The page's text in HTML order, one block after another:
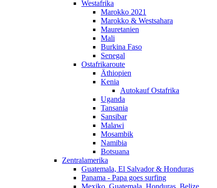
Westafrika
Marokko 2021
Marokko & Westsahara
Mauretanien
Mali
Burkina Faso
Senegal
Ostafrikaroute
Äthiopien
Kenia
Autokauf Ostafrika
Uganda
Tansania
Sansibar
Malawi
Mosambik
Namibia
Botsuana
Zentralamerika
Guatemala, El Salvador & Honduras
Panama - Papa goes surfing
Mexiko, Guatemala, Honduras, Belize